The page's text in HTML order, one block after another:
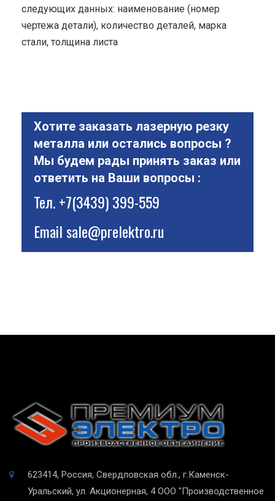
следующих данных: наименование (номер
чертежа детали), количество деталей, марка
стали, толщина листа
Хотите заказать лазерную резку
металла или остались вопросы ?
Мы будем рады принять заказ или
ответить на Ваши вопросы :
Тел.+7(3439) 399-559
Emailsale@prelektro.ru
623414, Россия, Свердловская обл., г.Каменск-
Уральский, ул. Акционерная, 4 ООО "Производственное